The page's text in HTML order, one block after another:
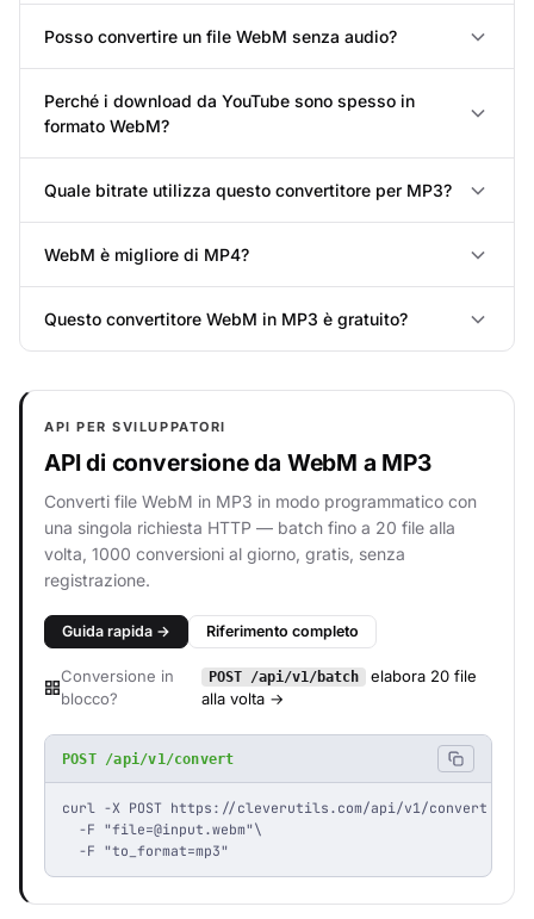
Posso convertire un file WebM senza audio?
Perché i download da YouTube sono spesso in
formato WebM?
Quale bitrate utilizza questo convertitore per MP3?
WebM è migliore di MP4?
Questo convertitore WebM in MP3 è gratuito?
API PER SVILUPPATORI
API di conversione da WebM a MP3
Converti file WebM in MP3 in modo programmatico con
una singola richiesta HTTP — batch fino a 20 file alla
volta, 1000 conversioni al giorno, gratis, senza
registrazione.
Guida rapida → Riferimento completo
Conversione in
blocco?
POST /api/v1/batch
elabora 20 file
alla volta →
POST /api/v1/convert
curl -X POST https://cleverutils.com/api/v1/convert \
  -F "
file=@input.webm"\
  -F "to_format=mp3"